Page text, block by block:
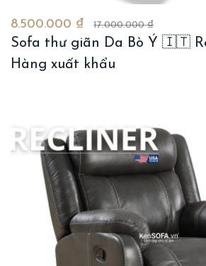
8.500.000 ₫ 17.000.000 ₫
Sofa thư giãn Da Bò Ý 🇮🇹
Hàng xuất khẩu